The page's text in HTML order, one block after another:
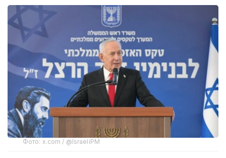
Фото: x.com / @IsraeliPM